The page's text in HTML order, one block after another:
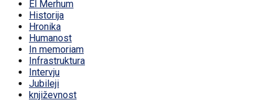
El Merhum
Historija
Hronika
Humanost
In memoriam
Infrastruktura
Intervju
Jubileji
književnost